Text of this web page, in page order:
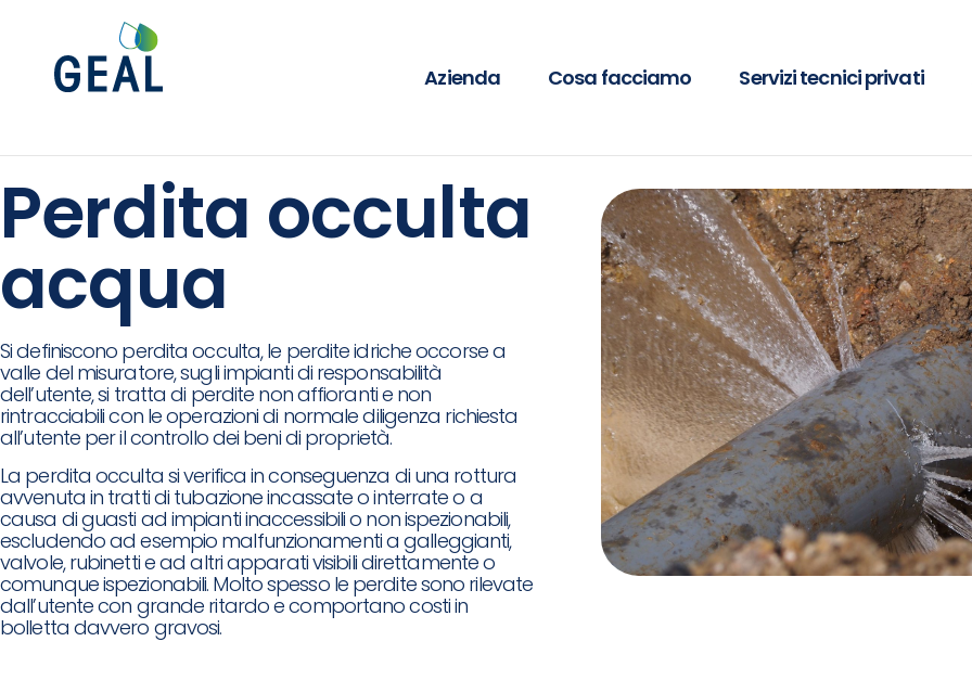
Azienda Cosa facciamo Servizi tecnici privati
Perdita occulta
acqua
Si definiscono perdita occulta, le perdite idriche occorse a
valle del misuratore, sugli impianti di responsabilità
dell’utente, si tratta di perdite non affioranti e non
rintracciabili con le operazioni di normale diligenza richiesta
all’utente per il controllo dei beni di proprietà.
La perdita occulta si verifica in conseguenza di una rottura
avvenuta in tratti di tubazione incassate o interrate o a
causa di guasti ad impianti inaccessibili o non ispezionabili,
escludendo ad esempio malfunzionamenti a galleggianti,
valvole, rubinetti e ad altri apparati visibili direttamente o
comunque ispezionabili. Molto spesso le perdite sono rilevate
dall’utente con grande ritardo e comportano costi in
bolletta davvero gravosi.